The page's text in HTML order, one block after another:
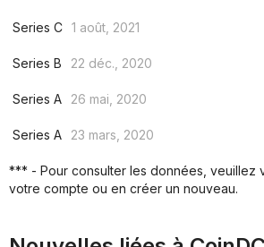
Series C 1 août, 2021
Series B
22 déc., 2020
Series A
26 mai, 2020
Series A
23 mars, 2020
*** - Pour consulter les données, veuillez
votre compte ou en créer un nouveau.